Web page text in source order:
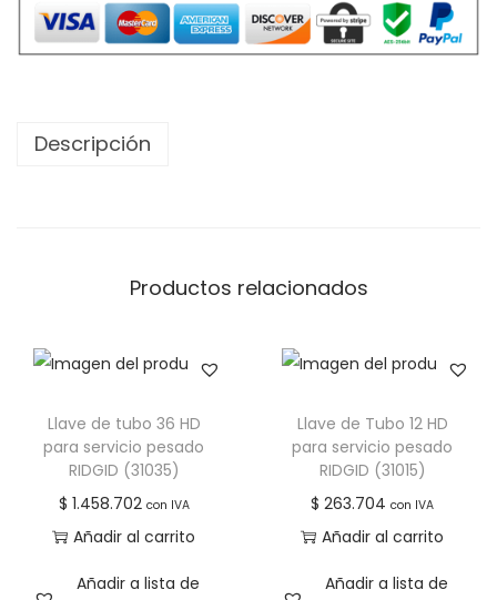
Descripción
Productos relacionados
Llave de tubo 36 HD
para servicio pesado
RIDGID (31035)
$ 1.458.702 con IVA
Añadir al carrito
Añadir a lista de
Llave de Tubo 12 HD
para servicio pesado
RIDGID (31015)
$ 263.704 con IVA
Añadir al carrito
Añadir a lista de